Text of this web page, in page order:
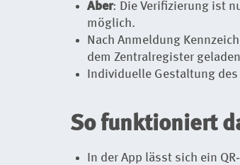
Aber: Die Verifizierung ist
möglich.
Nach Anmeldung
dem Zentralregister
Individuelle Gestaltung
So funktioniert
In der App lässt sich ein